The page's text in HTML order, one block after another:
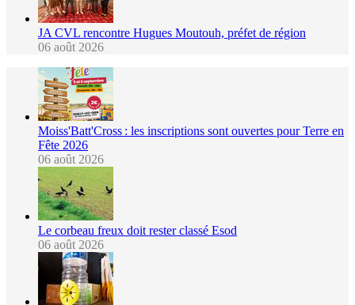
JA CVL rencontre Hugues Moutouh, préfet de région
06 août 2026
Moiss'Batt'Cross : les inscriptions sont ouvertes pour Terre en
Fête 2026
06 août 2026
Le corbeau freux doit rester classé Esod
06 août 2026